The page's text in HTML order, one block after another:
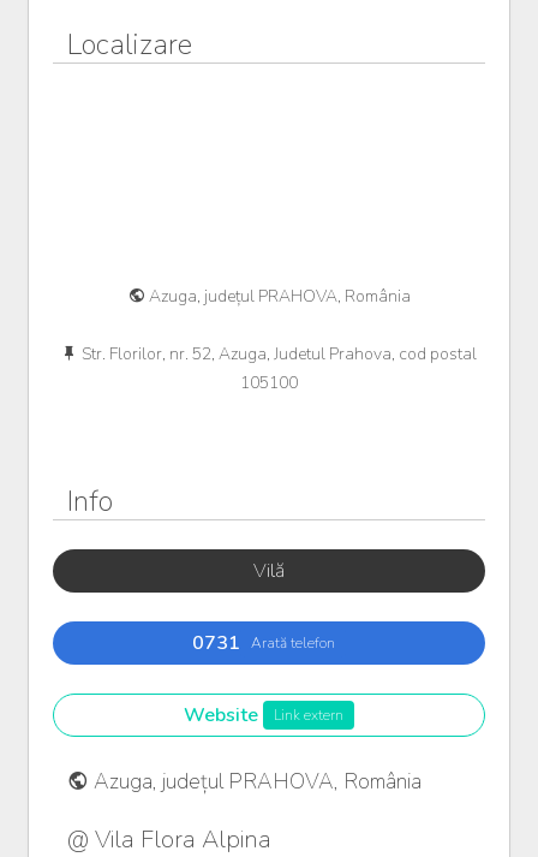
Localizare
Azuga, județul PRAHOVA, România
Str. Florilor, nr. 52, Azuga, Judetul Prahova, cod postal
105100
Info
Vilă
0731 Arată telefon
Website Link extern
Azuga, județul PRAHOVA, România
@ Vila Flora Alpina